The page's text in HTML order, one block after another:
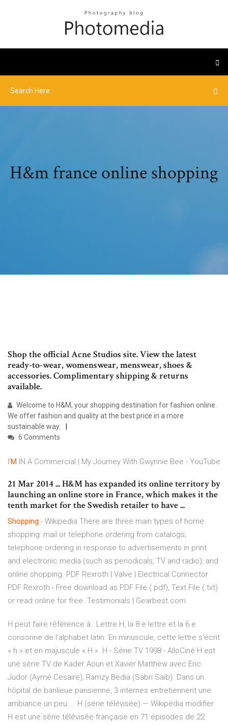
H&m france online shopping
Shop the official Acne Studios site. View the latest
ready-to-wear, womenswear, menswear, shoes &
accessories. Complimentary shipping & returns
available.
Welcome to H&M, your shopping destination for fashion online.
We offer fashion and quality at the best price in a more
sustainable way.
6 Comments
I'M IN A Commercial | My Journey With Gwynnie Bee - YouTube
21 Mar 2014 ... H&M has expanded its online territory by
launching an online store in France, which makes it the
tenth market for the Swedish retailer to have ...
Shopping - Wikipedia There are three main types of home
shopping: mail or telephone ordering from catalogs;
telephone ordering in response to advertisements in print
and electronic media (such as periodicals, TV and radio); and
online shopping. PDF Rexroth | Valve | Electrical Connector
PDF Rexroth - Free download as PDF File (.pdf), Text File (.txt)
or read online for free. Testimonials | Gearbest.com
H peut faire référence à : Lettre H, la 8 e lettre et la 6 e
consonne de l'alphabet latin. En minuscule, cette lettre s'écrit
« h » et en majuscule « H ». H - Série TV 1998 - AlloCiné H est
une série TV de Kader Aoun et Xavier Matthew avec Eric
Judor (Aymé Cesaire), Ramzy Bedia (Sabri Saib). Dans un
hôpital de banlieue parisienne, 3 internes entretiennent une
ambiance un peu ... H (série télévisée) — Wikipédia modifier
H est une série télévisée française en 71 épisodes de 22